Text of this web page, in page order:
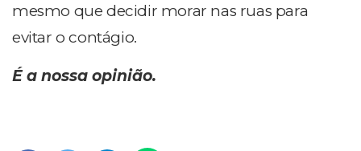
mesmo que decidir morar nas ruas para
evitar o contágio.
É a nossa opinião.